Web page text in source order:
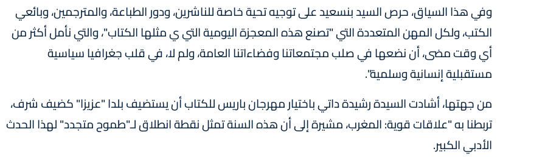
وفي هذا السياق، حرص السيد بنسعيد على توجيه تحية خاصة للناشرين، ودور الطباعة، والمترجمين، وبائعي
الكتب، ولكل المهن المتعددة التي "تصنع هذه المعجزة اليومية التي ي مثلها الكتاب"، والتي نأمل أكثر من
أي وقت مضى، أن نضعها في صلب مجتمعاتنا وفضاءاتنا العامة، ولم لا، في قلب جغرافيا سياسية
مستقبلية إنسانية وسلمية".
من جهتها، أشادت السيدة رشيدة داتي باختيار مهرجان باريس للكتاب أن يستضيف بلدا "عزيزا" كضيف شرف،
تربطنا به "علاقات قوية: المغرب، مشيرة إلى أن هذه السنة تمثل نقطة انطلاق لـ"طموح متجدد" لهذا الحدث
الأدبي الكبير.